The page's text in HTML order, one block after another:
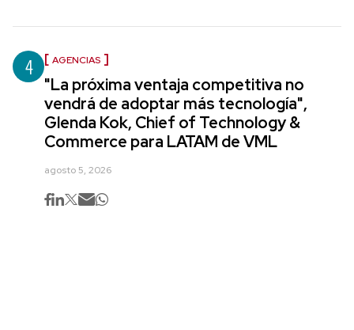
4 AGENCIAS
"La próxima ventaja competitiva no
vendrá de adoptar más tecnología",
Glenda Kok, Chief of Technology &
Commerce para LATAM de VML
agosto 5, 2026